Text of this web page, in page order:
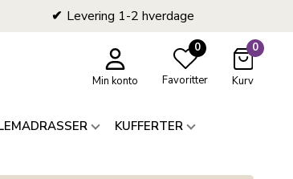
Levering 1-2 hverdage
Min konto
0
Favoritter
0
Kurv
KUFFERTER